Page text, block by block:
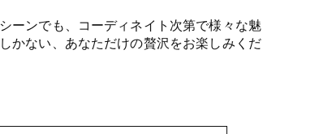
ーンでも、コーディネイト次第で様々な魅
かない、あなただけの贅沢をお楽しみくだ